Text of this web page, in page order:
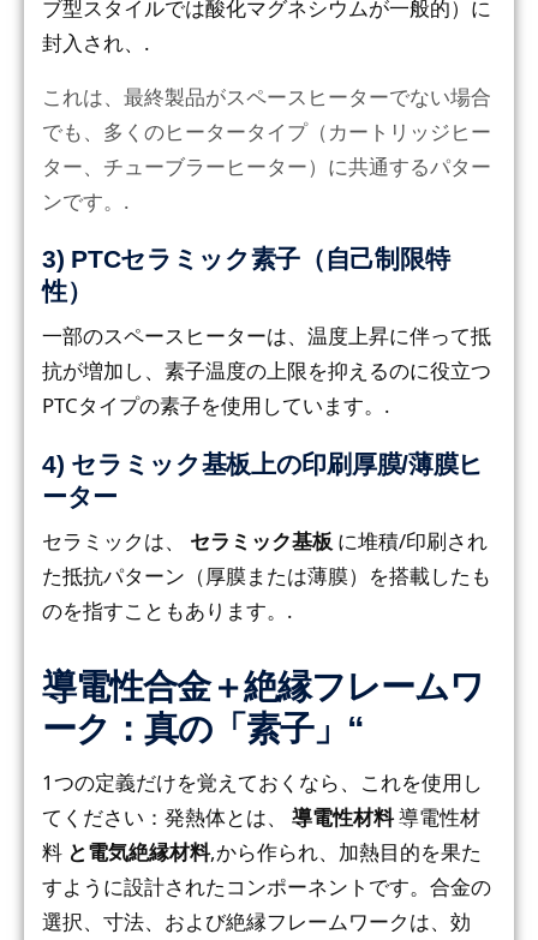
ブ型スタイルでは酸化マグネシウムが一般的）に
封入され、.
これは、最終製品がスペースヒーターでない場合
でも、多くのヒータータイプ（カートリッジヒー
ター、チューブラーヒーター）に共通するパター
ンです。.
3) PTCセラミック素子（自己制限特
性）
一部のスペースヒーターは、温度上昇に伴って抵
抗が増加し、素子温度の上限を抑えるのに役立つ
PTCタイプの素子を使用しています。.
4) セラミック基板上の印刷厚膜/薄膜ヒ
ーター
セラミックは、 セラミック基板 に堆積/印刷され
た抵抗パターン（厚膜または薄膜）を搭載したも
のを指すこともあります。.
導電性合金＋絶縁フレームワ
ーク：真の「素子」“
1つの定義だけを覚えておくなら、これを使用し
てください：発熱体とは、 導電性材料導電性材
料 と電気絶縁材料,から作られ、加熱目的を果た
すように設計されたコンポーネントです。合金の
選択、寸法、および絶縁フレームワークは、効